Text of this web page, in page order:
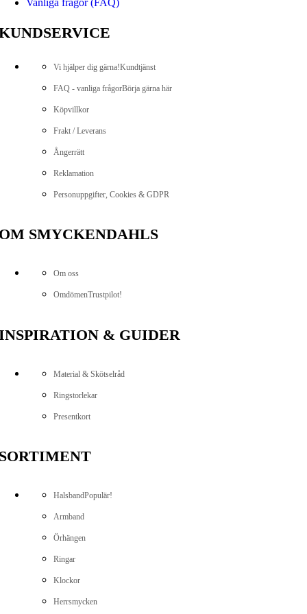
Vi hjälper dig gärna!Kundtjänst
FAQ - vanliga frågorBörja gärna här
Köpvillkor
Frakt / Leverans
Ångerrätt
Reklamation
Personuppgifter, Cookies & GDPR
SMYCKENDAHLS
Om oss
OmdömenTrustpilot!
& GUIDER
Material & Skötselråd
Ringstorlekar
Presentkort
HalsbandPopulär!
Armband
Örhängen
Ringar
Klockor
Herrsmycken